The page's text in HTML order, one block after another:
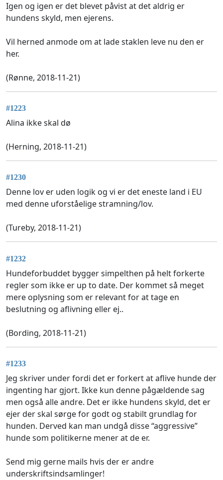
Igen og igen er det blevet påvist at det aldrig er
hundens skyld, men ejerens.
Vil herned anmode om at lade staklen leve nu den er
her.
(Rønne, 2018-11-21)
#1223
Alina ikke skal dø
(Herning, 2018-11-21)
#1230
Denne lov er uden logik og vi er det eneste land i EU
med denne uforståelige stramning/lov.
(Tureby, 2018-11-21)
#1232
Hundeforbuddet bygger simpelthen på helt forkerte
regler som ikke er up to date. Der kommet så meget
mere oplysning som er relevant for at tage en
beslutning og aflivning eller ej..
(Bording, 2018-11-21)
#1233
Jeg skriver under fordi det er forkert at aflive hunde der
ingenting har gjort. Ikke kun denne pågældende sag
men også alle andre. Det er ikke hundens skyld, det er
ejer der skal sørge for godt og stabilt grundlag for
hunden. Derved kan man undgå disse “aggressive”
hunde som politikerne mener at de er.
Send mig gerne mails hvis der er andre
underskriftsindsamlinger!